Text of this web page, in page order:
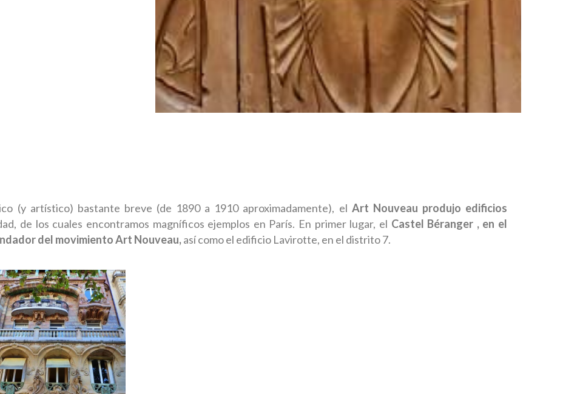
(y artístico) bastante breve (de 1890 a 1910 aproximadamente), el Art Nouveau produjo edificios
de los cuales encontramos magníficos ejemplos en París. En primer lugar, el Castel Béranger , en el
del movimiento Art Nouveau,así como el edificio Lavirotte, en el distrito 7.